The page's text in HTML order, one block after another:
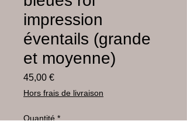
impression
éventails (grande
et moyenne)
45,00 €Prix
Hors frais de livraison
Quantité *